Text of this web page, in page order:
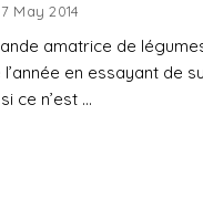
7 May 2014
amatrice de
en essayant de
ce n’est …